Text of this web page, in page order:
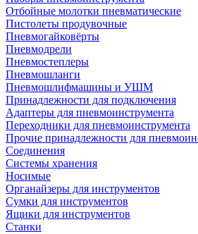
Отбойные молотки пневматические
Пистолеты продувочные
Пневмогайковёрты
Пневмодрели
Пневмостеплеры
Пневмошланги
Пневмошлифмашины и УШМ
Принадлежности для подключения
Адаптеры для пневмоинструмента
Переходники для пневмоинструмента
Прочие принадлежности для
Соединения
Системы хранения
Носимые
Органайзеры для инструментов
Сумки для инструментов
Ящики для инструментов
Станки